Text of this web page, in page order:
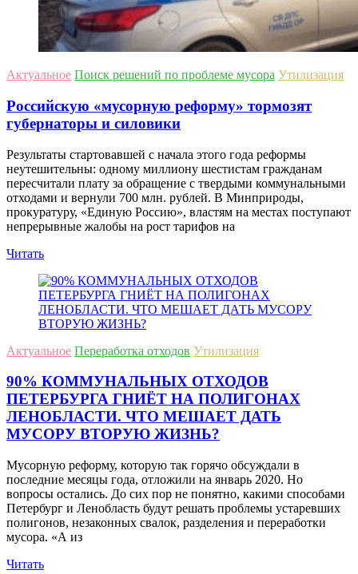
Актуальное Поиск решений по проблеме мусора Утилизация
Российскую «мусорную реформу» тормозят
губернаторы и силовики
Результаты стартовавшей с начала этого года реформы
неутешительны: одному миллиону шестистам гражданам
пересчитали плату за обращение с твердыми коммунальными
отходами и вернули 700 млн. рублей. В Минприроды,
прокуратуру, «Единую Россию», властям на местах поступают
непрерывные жалобы на рост тарифов на
Читать
Актуальное Переработка отходов Утилизация
90% КОММУНАЛЬНЫХ ОТХОДОВ
ПЕТЕРБУРГА ГНИЁТ НА ПОЛИГОНАХ
ЛЕНОБЛАСТИ. ЧТО МЕШАЕТ ДАТЬ
МУСОРУ ВТОРУЮ ЖИЗНЬ?
Мусорную реформу, которую так горячо обсуждали в
последние месяцы года, отложили на январь 2020. Но
вопросы остались. До сих пор не понятно, какими способами
Петербург и Ленобласть будут решать проблемы устаревших
полигонов, незаконных свалок, разделения и переработки
мусора. «А из
Читать